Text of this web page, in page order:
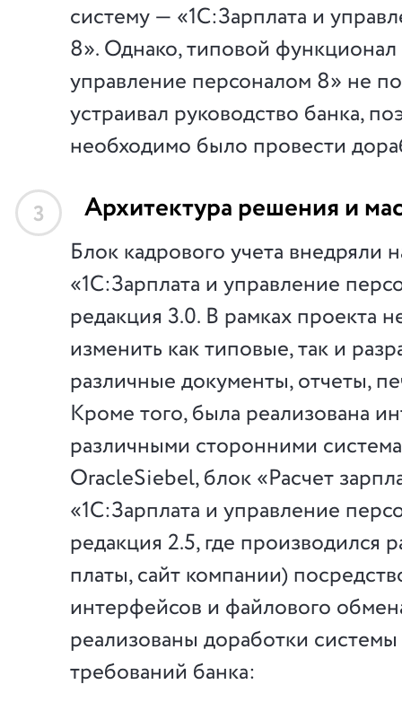
систему — «1С:Зарплата и
8». Однако, типовой функционал
управление персоналом 8» не
устраивал руководство банка,
необходимо было провести
3 Архитектура решения и
Блок кадрового учета внедряли
«1С:Зарплата и управление
редакция 3.0. В рамках проекта
изменить как типовые, так и
различные документы, отчеты,
Кроме того, была реализована
различными сторонними
OracleSiebel, блок «Расчет
«1С:Зарплата и управление
редакция 2.5, где производился
платы, сайт компании)
интерфейсов и файлового
реализованы доработки
требований банка: